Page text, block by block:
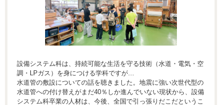
設備システム科は、持続可能な生活を守る技術（水道・電気・空
調・LPガス）を身につける学科ですが…
水道管の敷設についての話を聴きました。地震に強い次世代型の
水道管への付け替えがまだ40％しか進んでいない現状から、設備
システム科卒業の人材は、今後、全国で引っ張りだこだというこ